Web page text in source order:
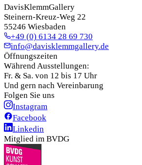
DavisKlemmGallery
Steinern-Kreuz-Weg 22
55246 Wiesbaden
+49 (0) 6134 28 69 730
info@davisklemmgallery.de
Öffnungszeiten
Während Ausstellungen:
Fr. & Sa. von 12 bis 17 Uhr
Und gern nach Vereinbarung
Folgen Sie uns
Instagram
Facebook
Linkedin
Mitglied im BVDG